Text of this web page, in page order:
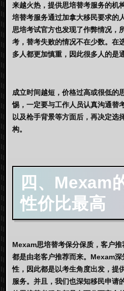
来越火热，提供思培替考服务的机
培替考服务通过加拿大移民要求的
思培考试官方也发现了作弊情况，
考，替考失败的情况不在少数。在
多人都更加慎重，因此很多人的是
成立时间越短，价格过高或很低的
惕，一定要与工作人员认真沟通替
以及枪手背景等方面后，再决定选
构。
四、Mexam
性价比最高
Mexam思培替考保分保质，客户
都是由老客户推荐而来。Mexam
性，因此都是以考生角度出发，提
服务。并且，我们也深知移民申请